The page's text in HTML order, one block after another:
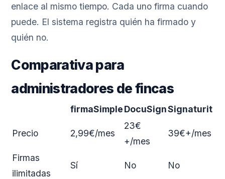
enlace al mismo tiempo. Cada uno firma cuando
puede. El sistema registra quién ha firmado y
quién no.
Comparativa para
administradores de fincas
firmaSimpleDocuSignSignaturit
Precio 2,99€/mes
23€
+/mes
39€+/mes
Firmas
ilimitadas
Sí No No